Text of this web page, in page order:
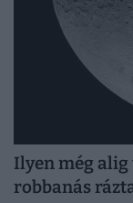
Ilyen még
robbanás